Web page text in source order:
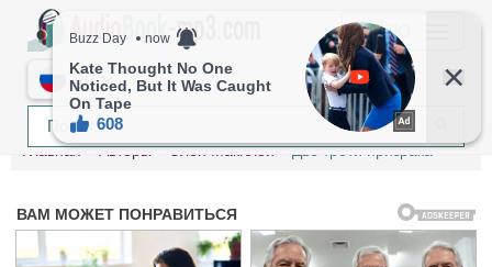
МЕНЮ
RU
Главная Авторы Элен МакКлой Две трети призрака